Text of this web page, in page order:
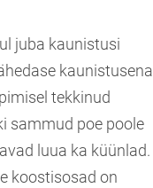
juba kaunistusi
kaunistusena
tekkinud
sammud poe poole
luua ka küünlad.
koostisosad on